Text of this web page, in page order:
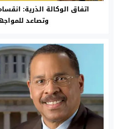
اتفاق الوكالة الذرية:
وتصاعد